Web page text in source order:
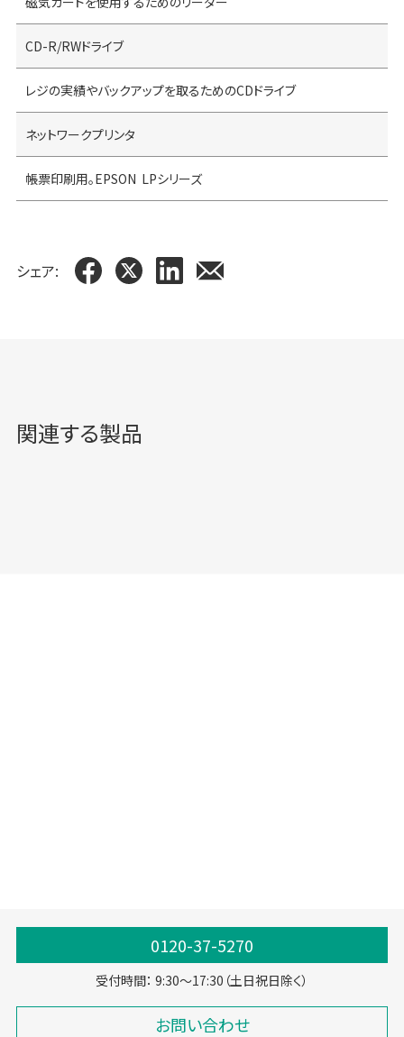
CD-R/RWドライブ
レジの実績やバックアップを取るためのCDドライブ
ネットワークプリンタ
帳票印刷用。EPSON LPシリーズ
シェア:
関連する製品
0120-37-5270
受付時間： 9:30～17:30（土日祝日除く）
お問い合わせ